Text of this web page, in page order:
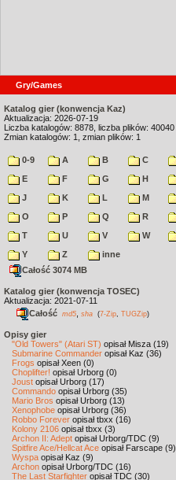
Gry/Games
Katalog gier (konwencja Kaz)
Aktualizacja: 2026-07-19
Liczba katalogów: 8878, liczba plików: 40040
Zmian katalogów: 1, zmian plików: 1
0-9 A B C
E
F G H
J
K L M
O
P Q R
T
U V W
Y
Z
inne
Całość 3074 MB
Katalog gier (konwencja TOSEC)
Aktualizacja: 2021-07-11
Całość md5 sha (7-Zip TUGZip)
Opisy gier
"Old Towers" (Atari ST) opisał Misza (19)
Submarine Commander opisał Kaz (36)
Frogs opisał Xeen (0)
Choplifter! opisał Urborg (0)
Joust opisał Urborg (17)
Commando opisał Urborg (35)
Mario Bros opisał Urborg (13)
Xenophobe opisał Urborg (36)
Robbo Forever opisał tbxx (16)
Kolony 2106 opisał tbxx (3)
Archon II: Adept opisał Urborg/TDC (9)
Spitfire Ace/Hellcat Ace opisał Farscape (9)
Wyspa opisał Kaz (9)
Archon opisał Urborg/TDC (16)
The Last Starfighter opisał TDC (30)